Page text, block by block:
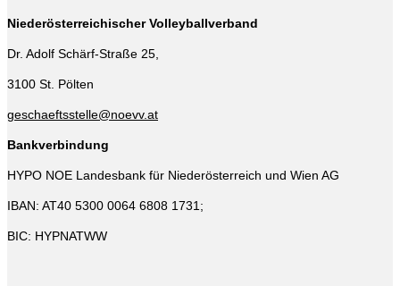
Niederösterreichischer Volleyballverband
Dr. Adolf Schärf-Straße 25,
3100 St. Pölten
geschaeftsstelle@noevv.at
Bankverbindung
HYPO NOE Landesbank für Niederösterreich und Wien AG
IBAN: AT40 5300 0064 6808 1731;
BIC: HYPNATWW